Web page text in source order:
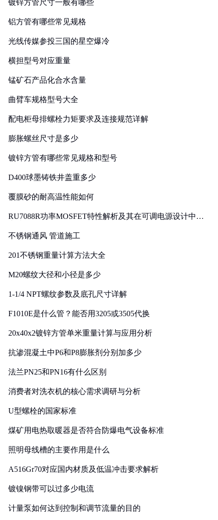
镀锌方管尺寸一般有哪些
铝方管有哪些常见规格
光线传媒参投三国的星空爆冷
横担型号对应重量
锰矿石产品化合水含量
曲臂车规格型号大全
配电柜母排螺栓力矩要求及连接规范详解
膨胀螺丝尺寸是多少
镀锌方管有哪些常见规格和型号
D400球墨铸铁井盖重多少
覆膜砂的耐高温性能如何
RU7088R功率MOSFET特性解析及其在可调电源设计中的
不锈钢通风 管道施工
201不锈钢重量计算方法大全
M20螺纹大径和小径是多少
1-1/4 NPT螺纹参数及底孔尺寸详解
F1010E是什么管？能否用3205或3505代换
20x40x2镀锌方管单米重量计算与应用分析
抗渗混凝土中P6和P8膨胀剂分别加多少
法兰PN25和PN16有什么区别
消费者对洗衣机的核心需求调研与分析
U型螺栓的国家标准
煤矿用电热取暖器是否符合防爆电气设备标准
照明母线槽的主要作用是什么
A516Gr70对应国内材质及低温冲击要求解析
镀镍钢带可以过多少电流
计量泵如何达到控制和调节流量的目的